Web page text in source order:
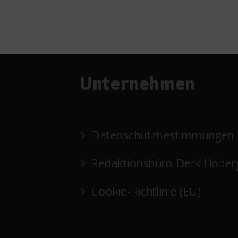
Unternehmen
Datenschutzbestimmungen
Redaktionsbüro Derk
Cookie-Richtlinie (EU)